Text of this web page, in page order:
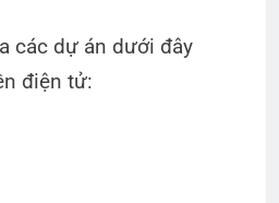
các dự án dưới đây
điện tử: